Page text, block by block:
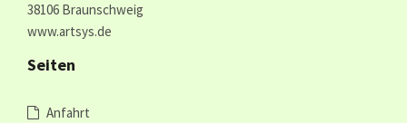
38106 Braunschweig
www.artsys.de
Seiten
Anfahrt